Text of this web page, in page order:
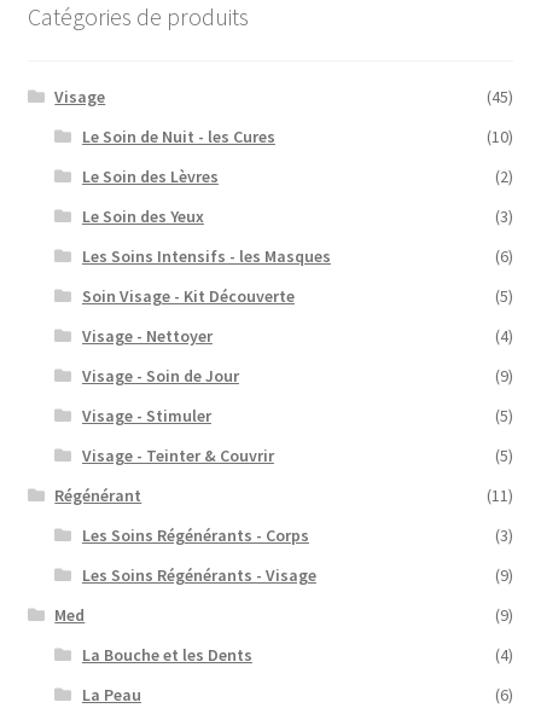
Catégories de produits
Visage
(45)
Le Soin de Nuit - les Cures
(10)
Le Soin des Lèvres
(2)
Le Soin des Yeux
(3)
Les Soins Intensifs - les Masques
(6)
Soin Visage - Kit Découverte
(5)
Visage - Nettoyer
(4)
Visage - Soin de Jour
(9)
Visage - Stimuler
(5)
Visage - Teinter & Couvrir
(5)
Régénérant
(11)
Les Soins Régénérants - Corps
(3)
Les Soins Régénérants - Visage
(9)
Med
(9)
La Bouche et les Dents
(4)
La Peau
(6)